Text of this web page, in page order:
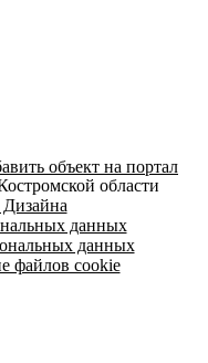
объект на портал
области
данных
данных
файлов cookie